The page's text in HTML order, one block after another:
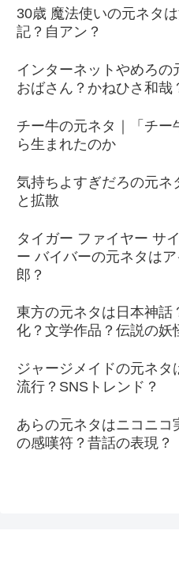
30歳 魔法使いの元ネタ
記？自アン？
インターネットやめろの
おばさん？かねひさ和哉
チー牛の元ネタ｜「チ
ら生まれたのか
気持ちよすぎだろの元ネ
と拡散
タイガー ファイヤー サ
ー バイバーの元ネタは
郎？
東方の元ネタは日本神話
化？文学作品？伝説の妖
ジャージメイドの元ネタ
流行？SNSトレンド？
あらの元ネタはニコニコ
の感嘆符？昔話の表現？